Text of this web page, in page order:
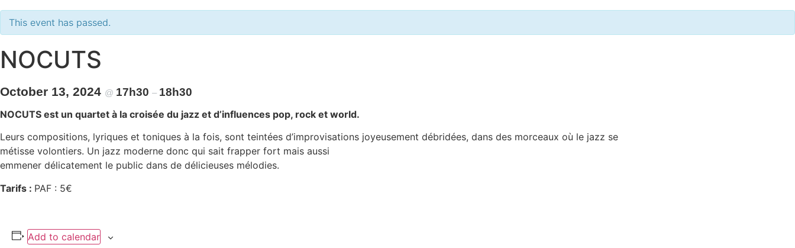
This event has passed.
NOCUTS
October 13, 2024 @ 17h30 – 18h30
NOCUTS est un quartet à la croisée du jazz et d’influences pop, rock et world.
Leurs compositions, lyriques et toniques à la fois, sont teintées d’improvisations joyeusement débridées, dans des morceaux où le jazz se
métisse volontiers. Un jazz moderne donc qui sait frapper fort mais aussi
emmener délicatement le public dans de délicieuses mélodies.
Tarifs : PAF : 5€
Add to calendar